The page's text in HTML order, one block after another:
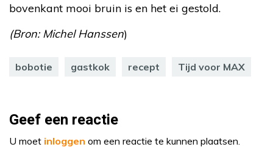
bovenkant mooi bruin is en het ei gestold.
(Bron: Michel Hanssen)
bobotie gastkok recept Tijd voor MAX
Geef een reactie
U moet inloggen om een reactie te kunnen plaatsen.